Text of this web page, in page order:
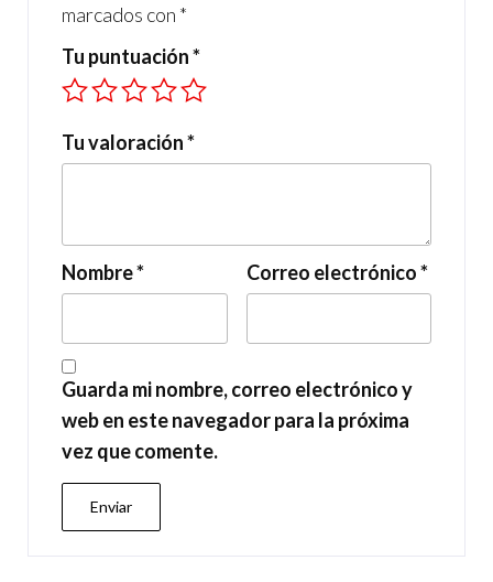
marcados con *
Tu puntuación*
Tu valoración*
Nombre* Correo electrónico*
Guarda mi nombre, correo electrónico y
web en este navegador para la próxima
vez que comente.